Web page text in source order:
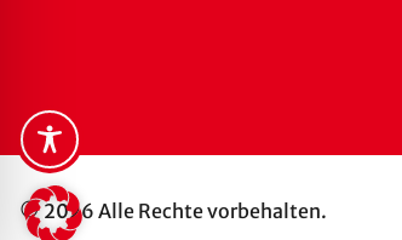
© 2026 Alle Rechte vorbehalten.